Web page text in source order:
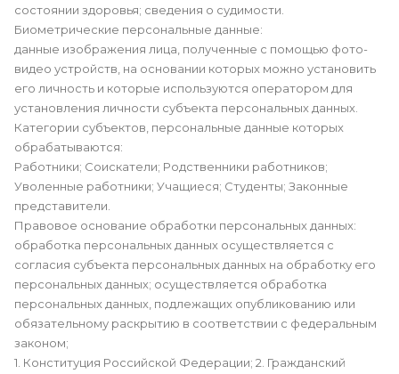
состоянии здоровья; сведения о судимости.
Биометрические персональные данные:
данные изображения лица, полученные с помощью фото-
видео устройств, на основании которых можно установить
его личность и которые используются оператором для
установления личности субъекта персональных данных.
Категории субъектов, персональные данные которых
обрабатываются:
Работники; Соискатели; Родственники работников;
Уволенные работники; Учащиеся; Студенты; Законные
представители.
Правовое основание обработки персональных данных:
обработка персональных данных осуществляется с
согласия субъекта персональных данных на обработку его
персональных данных; осуществляется обработка
персональных данных, подлежащих опубликованию или
обязательному раскрытию в соответствии с федеральным
законом;
1. Конституция Российской Федерации; 2. Гражданский